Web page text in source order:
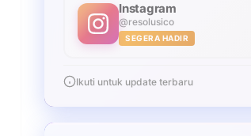
Instagram
@resolusico
SEGERA HADIR
Ikuti untuk update terbaru